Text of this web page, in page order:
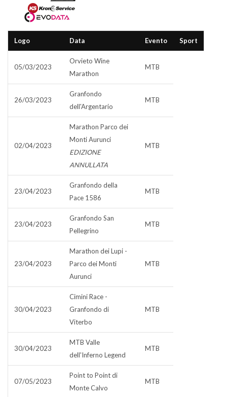
Logo Data Evento Sport
05/03/2023
Orvieto Wine
Marathon
MTB
26/03/2023
Granfondo
dell'Argentario
MTB
02/04/2023
Marathon Parco dei
Monti Aurunci
EDIZIONE
ANNULLATA
MTB
23/04/2023
Granfondo della
Pace 1586
MTB
23/04/2023
Granfondo San
Pellegrino
MTB
23/04/2023
Marathon dei Lupi -
Parco dei Monti
Aurunci
MTB
30/04/2023
Cimini Race -
Granfondo di
Viterbo
MTB
30/04/2023
MTB Valle
dell'Inferno Legend
MTB
07/05/2023
Point to Point di
Monte Calvo
MTB